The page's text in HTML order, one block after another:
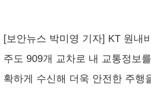
[보안뉴스 박미영 기자] KT 원내
주도 909개 교차로 내 교통정보
확하게 수신해 더욱 안전한 주행